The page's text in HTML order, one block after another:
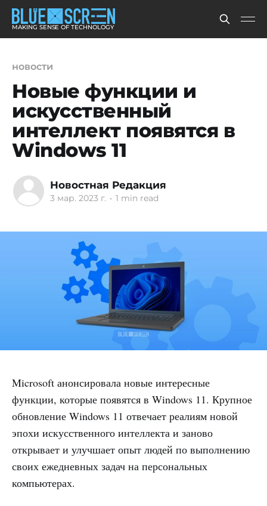
MAKING SENSE OF TECHNOLOGY
новости
Новые функции и
искусственный
интеллект появятся в
Windows 11
Новостная Редакция
3 мар. 2023 г. • 1 min read
Microsoft анонсировала новые интересные
функции, которые появятся в Windows 11. Крупное
обновление Windows 11 отвечает реалиям новой
эпохи искусственного интеллекта и заново
открывает и улучшает опыт людей по выполнению
своих ежедневных задач на персональных
компьютерах.